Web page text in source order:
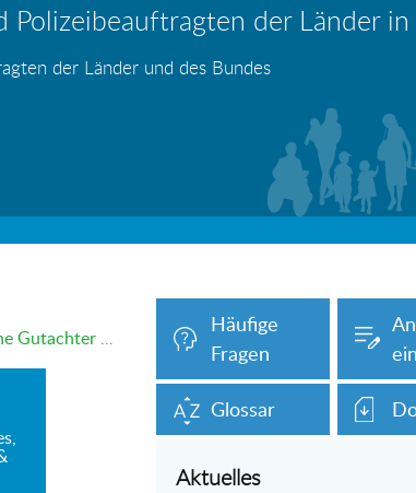
der Länder
der Länder und des Bundes
auch verboten!
Nutzen Sie auch unser Onlineformular
Kilometer weit entfernt
Häufige
Fragen
Glossar
Aktuelles